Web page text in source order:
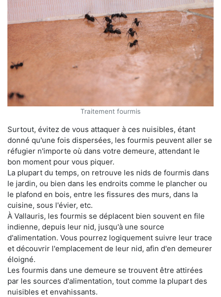
Traitement fourmis
Surtout, évitez de vous attaquer à ces nuisibles, étant
donné qu'une fois dispersées, les fourmis peuvent aller se
réfugier n'importe où dans votre demeure, attendant le
bon moment pour vous piquer.
La plupart du temps, on retrouve les nids de fourmis dans
le jardin, ou bien dans les endroits comme le plancher ou
le plafond en bois, entre les fissures des murs, dans la
cuisine, sous l'évier, etc.
À Vallauris, les fourmis se déplacent bien souvent en file
indienne, depuis leur nid, jusqu'à une source
d'alimentation. Vous pourrez logiquement suivre leur trace
et découvrir l'emplacement de leur nid, afin d'en demeurer
éloigné.
Les fourmis dans une demeure se trouvent être attirées
par les sources d'alimentation, tout comme la plupart des
nuisibles et envahissants.